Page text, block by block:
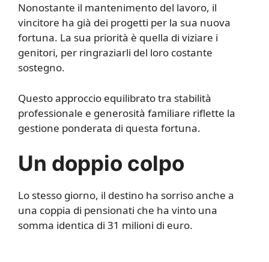
Nonostante il mantenimento del lavoro, il
vincitore ha già dei progetti per la sua nuova
fortuna. La sua priorità è quella di viziare i
genitori, per ringraziarli del loro costante
sostegno.
Questo approccio equilibrato tra stabilità
professionale e generosità familiare riflette la
gestione ponderata di questa fortuna.
Un doppio colpo
Lo stesso giorno, il destino ha sorriso anche a
una coppia di pensionati che ha vinto una
somma identica di 31 milioni di euro.